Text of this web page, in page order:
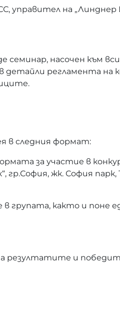
управител на
семинар, насочен към
регламента на
в следния формат:
за участие в
жк. София парк,
групата, както и поне
резултатите и